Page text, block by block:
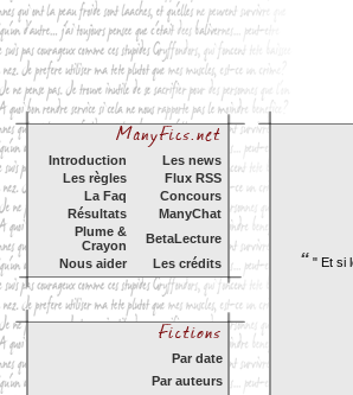
Introduction
Les news
Les règles
Flux RSS
La Faq
Concours
Résultats
ManyChat
Plume &
Crayon
BetaLecture
Nous aider
Les crédits
Par date
Par auteurs
“ " Et si